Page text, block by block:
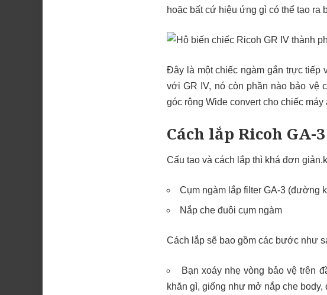
hoặc bất cứ hiệu ứng gì có thể tạo ra
Đây là một chiếc ngàm gắn trực tiếp
với GR IV, nó còn phần nào bảo vệ
góc rộng Wide convert cho chiếc máy
Cách lắp Ricoh GA-
Cấu tạo và cách lắp thì khá đơn
Cụm ngàm lắp filter GA-3 (đường
Nắp che đuôi cụm ngàm
Cách lắp sẽ bao gồm các bước như
Bạn xoáy nhẹ vòng bảo vệ trên
khăn gì, giống như mở nắp che body,